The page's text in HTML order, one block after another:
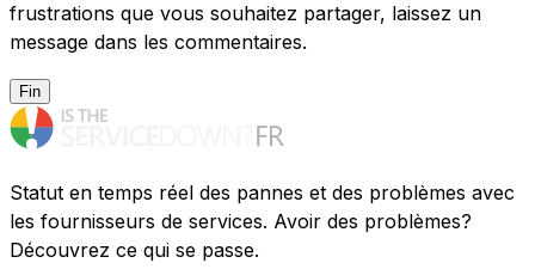
frustrations que vous souhaitez partager, laissez un
message dans les commentaires.
Fin
Statut en temps réel des pannes et des problèmes avec
les fournisseurs de services. Avoir des problèmes?
Découvrez ce qui se passe.